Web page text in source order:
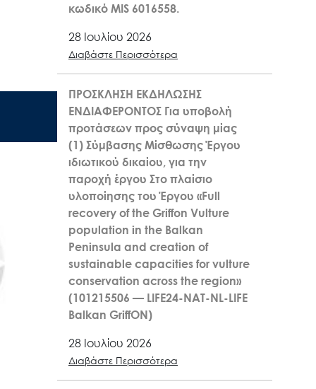
κωδικό MIS 6016558.
28 Ιουλίου 2026
Διαβάστε Περισσότερα
ΠΡΟΣΚΛΗΣΗ ΕΚΔΗΛΩΣΗΣ
ΕΝΔΙΑΦΕΡΟΝΤΟΣ Για υποβολή
προτάσεων προς σύναψη μίας
(1) Σύμβασης Μίσθωσης Έργου
ιδιωτικού δικαίου, για την
παροχή έργου Στο πλαίσιο
υλοποίησης του Έργου «Full
recovery of the Griffon Vulture
population in the Balkan
Peninsula and creation of
sustainable capacities for vulture
conservation across the region»
(101215506 — LIFE24-NAT-NL-LIFE
Balkan GriffON)
28 Ιουλίου 2026
Διαβάστε Περισσότερα